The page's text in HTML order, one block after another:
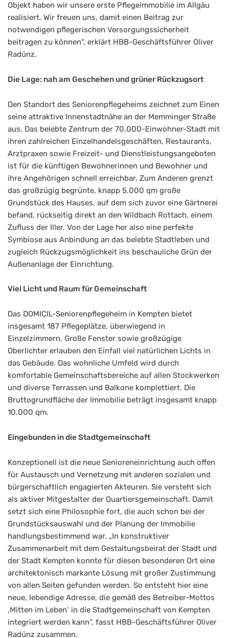
Objekt haben wir unsere erste Pflegeimmobilie im Allgäu
realisiert. Wir freuen uns, damit einen Beitrag zur
notwendigen pflegerischen Versorgungssicherheit
beitragen zu können“, erklärt HBB-Geschäftsführer Oliver
Radünz.
Die Lage: nah am Geschehen und grüner Rückzugsort
Den Standort des Seniorenpflegeheims zeichnet zum Einen
seine attraktive Innenstadtnähe an der Memminger Straße
aus. Das belebte Zentrum der 70.000-Einwohner-Stadt mit
ihren zahlreichen Einzelhandelsgeschäften, Restaurants,
Arztpraxen sowie Freizeit- und Dienstleistungsangeboten
ist für die künftigen Bewohnerinnen und Bewohner und
ihre Angehörigen schnell erreichbar. Zum Anderen grenzt
das großzügig begrünte, knapp 5.000 qm große
Grundstück des Hauses, auf dem sich zuvor eine Gärtnerei
befand, rückseitig direkt an den Wildbach Rottach, einem
Zufluss der Iller. Von der Lage her also eine perfekte
Symbiose aus Anbindung an das belebte Stadtleben und
zugleich Rückzugsmöglichkeit ins beschauliche Grün der
Außenanlage der Einrichtung.
Viel Licht und Raum für Gemeinschaft
Das DOMICIL-Seniorenpflegeheim in Kempten bietet
insgesamt 187 Pflegeplätze, überwiegend in
Einzelzimmern. Große Fenster sowie großzügige
Oberlichter erlauben den Einfall viel natürlichen Lichts in
das Gebäude. Das wohnliche Umfeld wird durch
komfortable Gemeinschaftsbereiche auf allen Stockwerken
und diverse Terrassen und Balkone komplettiert. Die
Bruttogrundfläche der Immobilie beträgt insgesamt knapp
10.000 qm.
Eingebunden in die Stadtgemeinschaft
Konzeptionell ist die neue Senioreneinrichtung auch offen
für Austausch und Vernetzung mit anderen sozialen und
bürgerschaftlich engagierten Akteuren. Sie versteht sich
als aktiver Mitgestalter der Quartiersgemeinschaft. Damit
setzt sich eine Philosophie fort, die auch schon bei der
Grundstücksauswahl und der Planung der Immobilie
handlungsbestimmend war. „In konstruktiver
Zusammenarbeit mit dem Gestaltungsbeirat der Stadt und
der Stadt Kempten konnte für diesen besonderen Ort eine
architektonisch markante Lösung mit großer Zustimmung
von allen Seiten gefunden werden. So entsteht hier eine
neue, lebendige Adresse, die gemäß des Betreiber-Mottos
,Mitten im Leben‘ in die Stadtgemeinschaft von Kempten
integriert werden kann“, fasst HBB-Geschäftsführer Oliver
Radünz zusammen.